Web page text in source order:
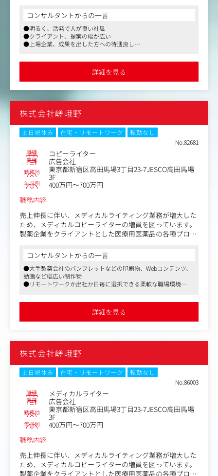
現在デザイナーは3名ほどいらっしゃいますが、現状はイ
ベントなど別部門から派生をしたデザイン業務を行ってお
りますが、
今後、クリエイティブ部門を更に強化をし、部門で収益を
上げ、メンバーのマネジメントも担えるCDを募集される運
コンサルタントからの一言
●明るく、活発で人が良い社風
●クライアント、提案の幅が広い
●上場企業、成果を出した方への待遇良し
詳細を見る
株式会社嵯峨野
土日祝休み 在宅・リモートワーク
転勤なし
No.82681
職種 コピーライター
業種 広告会社
勤務地
東京都新宿区高田馬場3丁目23-7JESCO高田馬場
3F
年収例
400万円～700万円
職務内容
売上伸長に伴い、メディカルライティング業務が増大した
ため、メディカルコピーライターの増員を図っています。
製薬企業をクライアントとした医療用医薬品の各種プロモ
いたします。
【主な内容】
・基本資材の制作（総合製品情報概要、インタビューフォ
ーム、適正使用ガイドなど）
ebコンテンツ、動画など）の企画・制作
・患者向け疾患啓発資材（小冊子、webコンテンツ、動画
・インタビュー記事の企画・制作
コンサルタントからの一言
●大手製薬会社のパンフレットなどの印刷物、Webコンテンツ、
動画など幅広い制作物
●リモートワークか出社か日毎に選択できる柔軟な職場環境
詳細を見る
株式会社嵯峨野
土日祝休み 在宅・リモートワーク
転勤なし
No.86003
職種 メディカルライター
業種 広告会社
勤務地
東京都新宿区高田馬場3丁目23-7JESCO高田馬場
3F
年収例
400万円～700万円
職務内容
売上伸長に伴い、メディカルライティング業務が増大した
ため、メディカルコピーライターの増員を図っています。
製薬企業をクライアントとした医療用医薬品の各種プロモ